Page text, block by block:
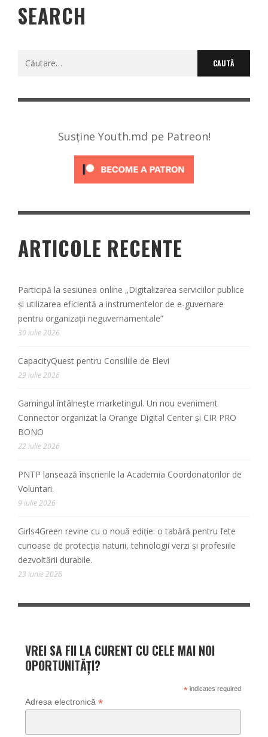
SEARCH
Susține Youth.md pe Patreon!
ARTICOLE RECENTE
Participă la sesiunea online „Digitalizarea serviciilor publice
și utilizarea eficientă a instrumentelor de e-guvernare
pentru organizații neguvernamentale”
30 iulie 2026
CapacityQuest pentru Consiliile de Elevi
29 iulie 2026
Gamingul întâlnește marketingul. Un nou eveniment
Connector organizat la Orange Digital Center și CIR PRO
BONO
22 iulie 2026
PNTP lansează înscrierile la Academia Coordonatorilor de
Voluntari.
9 iulie 2026
Girls4Green revine cu o nouă ediție: o tabără pentru fete
curioase de protecția naturii, tehnologii verzi și profesiile
dezvoltării durabile.
23 iunie 2026
VREI SA FII LA CURENT CU CELE MAI NOI
OPORTUNITĂȚI?
*indicates required
Adresa electronică *